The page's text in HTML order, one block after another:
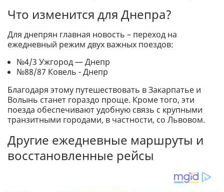
Что изменится для Днепра?
Для днепрян главная новость – переход на
ежедневный режим двух важных поездов:
№4/3 Ужгород — Днепр
№88/87 Ковель - Днепр
Благодаря этому путешествовать в Закарпатье и
Волынь станет гораздо проще. Кроме того, эти
поезда обеспечивают удобную связь с крупными
транзитными городами, в частности, со Львовом.
Другие ежедневные маршруты и
восстановленные рейсы